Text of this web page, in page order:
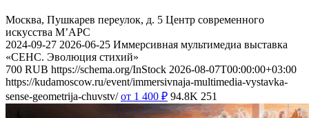
Москва, Пушкарев переулок, д. 5 Центр современного
искусства М’АРС
2024-09-27 2026-06-25 Иммерсивная мультимедиа выставка
«СЕНС. Эволюция стихий»
700 RUB https://schema.org/InStock 2026-08-07T00:00:00+03:00
https://kudamoscow.ru/event/immersivnaja-multimedia-vystavka-
sense-geometrija-chuvstv/ от 1 400 ₽ 94.8K 251